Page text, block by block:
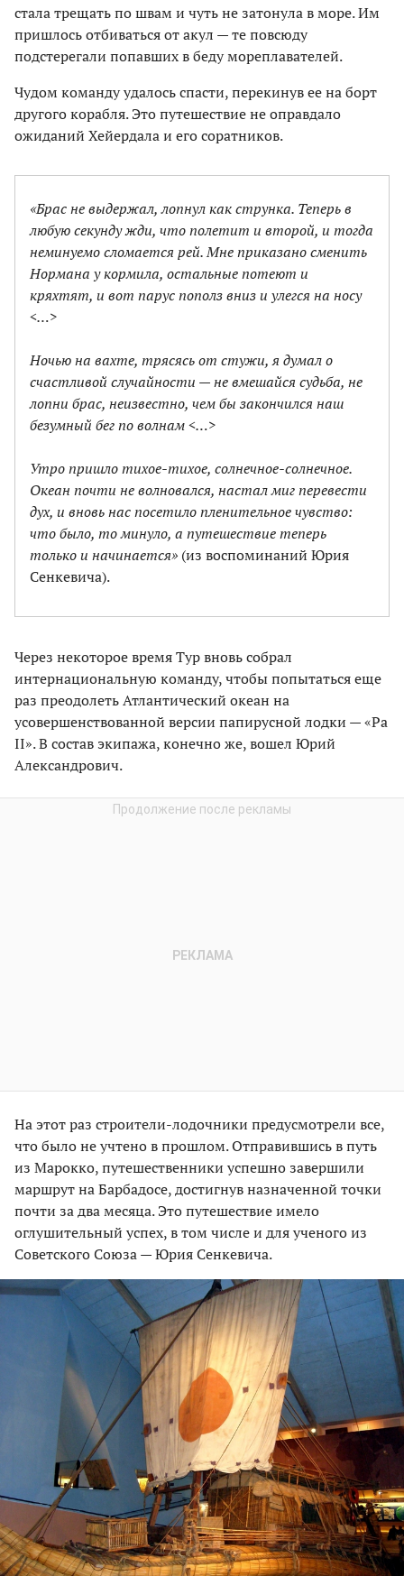
стала трещать по швам и чуть не затонула в море. Им
пришлось отбиваться от акул — те повсюду
подстерегали попавших в беду мореплавателей.
Чудом команду удалось спасти, перекинув ее на борт
другого корабля. Это путешествие не оправдало
ожиданий Хейердала и его соратников.
«Брас не выдержал, лопнул как струнка. Теперь в
любую секунду жди, что полетит и второй, и тогда
неминуемо сломается рей. Мне приказано сменить
Нормана у кормила, остальные потеют и
кряхтят, и вот парус пополз вниз и улегся на носу
<…>
Ночью на вахте, трясясь от стужи, я думал о
счастливой случайности — не вмешайся судьба, не
лопни брас, неизвестно, чем бы закончился наш
безумный бег по волнам <…>
Утро пришло тихое-тихое, солнечное-солнечное.
Океан почти не волновался, настал миг перевести
дух, и вновь нас посетило пленительное чувство:
что было, то минуло, а путешествие теперь
только и начинается» (из воспоминаний Юрия
Сенкевича).
Через некоторое время Тур вновь собрал
интернациональную команду, чтобы попытаться еще
раз преодолеть Атлантический океан на
усовершенствованной версии папирусной лодки — «Ра
II». В состав экипажа, конечно же, вошел Юрий
Александрович.
На этот раз строители-лодочники предусмотрели все,
что было не учтено в прошлом. Отправившись в путь
из Марокко, путешественники успешно завершили
маршрут на Барбадосе, достигнув назначенной точки
почти за два месяца. Это путешествие имело
оглушительный успех, в том числе и для ученого из
Советского Союза — Юрия Сенкевича.